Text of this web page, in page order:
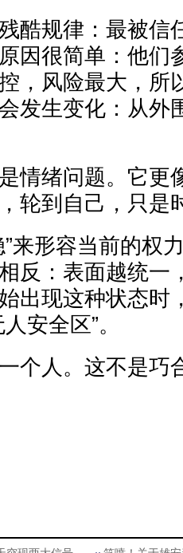
酷规律：最被信
因很简单：他们
，风险最大，所
发生变化：从外
情绪问题。它更
轮到自己，只是
来形容当前的权
反：表面越统一
出现这种状态时
安全区”。
个人。这不是巧